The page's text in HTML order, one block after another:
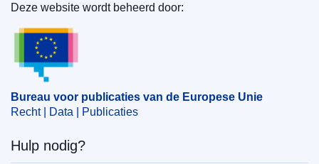
Bureau voor publicaties van de Europese Unie
Deze website wordt beheerd door:
Bureau voor publicaties van de Europese Unie
Recht | Data | Publicaties
Hulp nodig?